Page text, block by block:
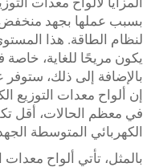
بسبب عملها بجهد منخفض،
لنظام الطاقة. هذا
يكون مريحًا للغاية، خاصة
بالإضافة إلى ذلك،
إن ألواح معدات التوزيع
في معظم الحالات، أقل
الكهربائي المتوسطة
بالمثل، تأتي ألواح